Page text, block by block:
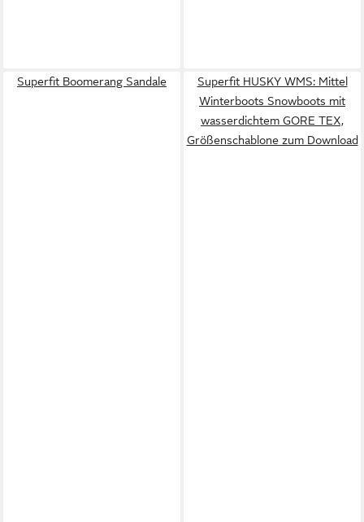
Superfit Boomerang Sandale
Superfit HUSKY WMS: Mittel
Winterboots Snowboots mit
wasserdichtem GORE TEX,
Größenschablone zum Download